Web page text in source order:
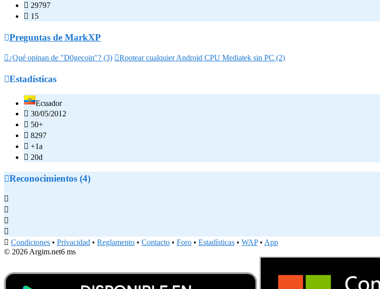
 29797
 15
Preguntas de MarkXP
¿Qué opinan de "D0gecoin"? (3) Rootear cualquier Android CPU Mediatek sin PC (2)
Estadísticas
Ecuador
 30/05/2012
 50+
 8297
 +1a
 20d
Reconocimientos (4)




 Condiciones • Privacidad • Reglamento • Contacto • Foro • Estadísticas • WAP• App
© 2026 Argim.net6 ms